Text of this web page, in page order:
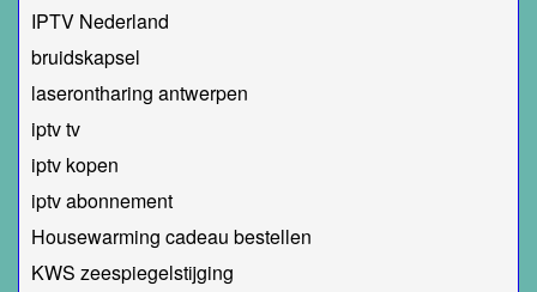
IPTV Nederland
bruidskapsel
laserontharing antwerpen
iptv tv
iptv kopen
iptv abonnement
Housewarming cadeau bestellen
KWS zeespiegelstijging